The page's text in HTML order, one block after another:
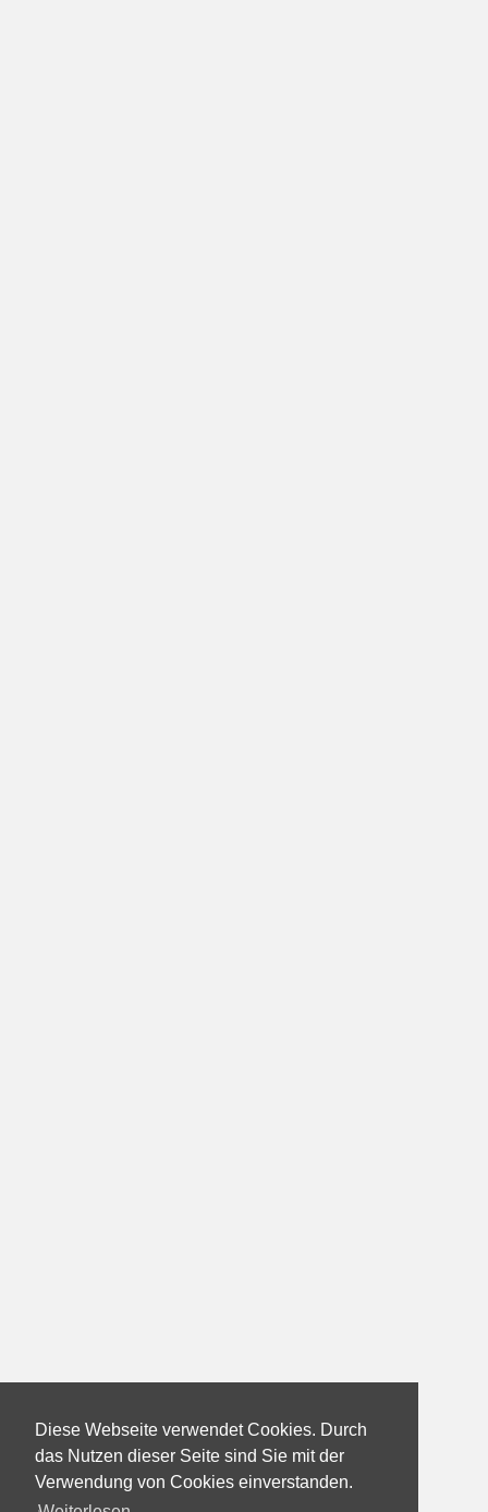
Diese Webseite verwendet Cookies. Durch
das Nutzen dieser Seite sind Sie mit der
Verwendung von Cookies einverstanden.